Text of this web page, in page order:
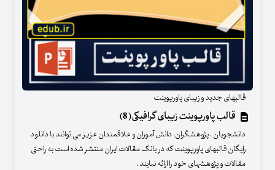
قالبهای جدید و زیبای پاورپوینت
قالب پاورپوینت زیبای گرافیکی(8)
دانشجویان ، پژوهشگران، دانش آموزان و علاقمندان عزیز می توانند با دانلود
رایگان قالبهای پاورپوینت که در بانک مقالات ایران منتشر شده است به راحتی
مقالات و پژوهشهای خود را ارائه نمایند .